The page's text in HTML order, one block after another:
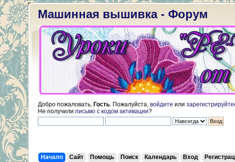
Машинная вышивка - Форум
Добро пожаловать, Гость . Пожалуйста, войдите или
Не получили письмо с кодом активации?
Начало Сайт Помощь Поиск Календарь Вход